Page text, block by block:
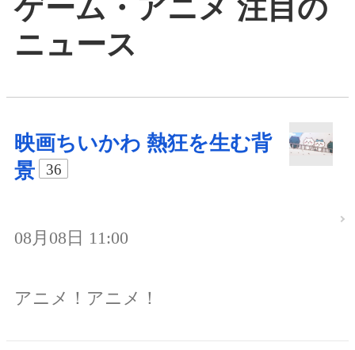
ゲーム・アニメ 注目の
ニュース
映画ちいかわ 熱狂を生む背
景
36
08月08日 11:00
アニメ！アニメ！